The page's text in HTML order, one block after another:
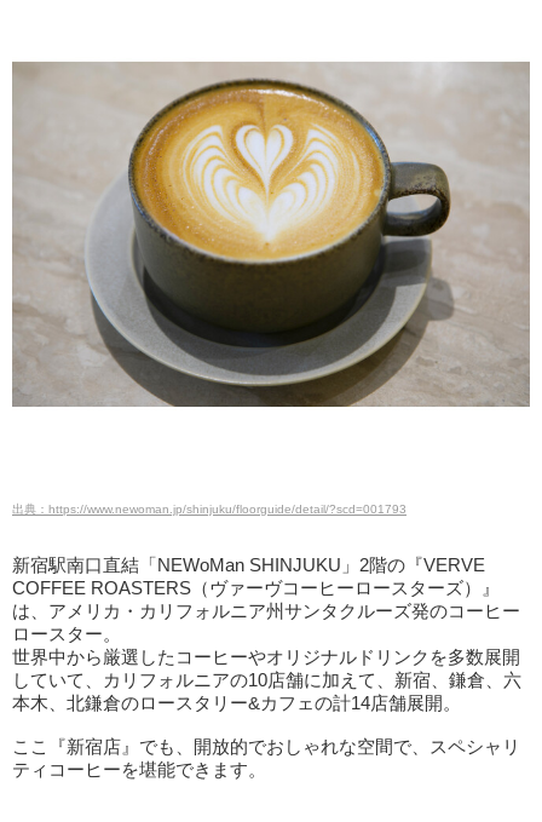
出典：https://www.newoman.jp/shinjuku/floorguide/detail/?scd=001793
新宿駅南口直結「NEWoMan SHINJUKU」2階の『VERVE
COFFEE ROASTERS（ヴァーヴコーヒーロースターズ）』
は、アメリカ・カリフォルニア州サンタクルーズ発のコーヒー
ロースター。
世界中から厳選したコーヒーやオリジナルドリンクを多数展開
していて、カリフォルニアの10店舗に加えて、新宿、鎌倉、六
本木、北鎌倉のロースタリー&カフェの計14店舗展開。
ここ『新宿店』でも、開放的でおしゃれな空間で、スペシャリ
ティコーヒーを堪能できます。